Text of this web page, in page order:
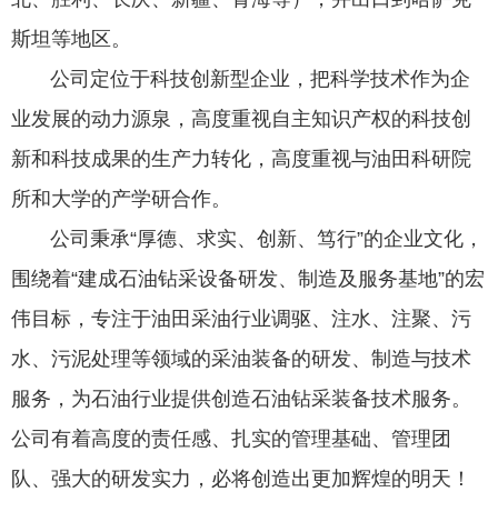
斯坦等地区。
公司定位于科技创新型企业，把科学技术作为企
业发展的动力源泉，高度重视自主知识产权的科技创
新和科技成果的生产力转化，高度重视与油田科研院
所和大学的产学研合作。
公司秉承“厚德、求实、创新、笃行”的企业文化，
围绕着“建成石油钻采设备研发、制造及服务基地”的宏
伟目标，专注于油田采油行业调驱、注水、注聚、污
水、污泥处理等领域的采油装备的研发、制造与技术
服务，为石油行业提供创造石油钻采装备技术服务。
公司有着高度的责任感、扎实的管理基础、管理团
队、强大的研发实力，必将创造出更加辉煌的明天！